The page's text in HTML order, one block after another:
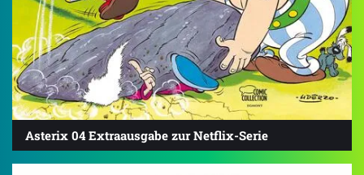
Asterix 04 Extraausgabe zur Netflix-Serie